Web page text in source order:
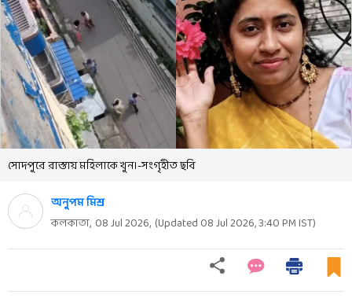
সোদপুরে রাস্তায় মহিলাকে খুন।-সংগৃহীত ছবি
অনুপম মিশ্র
কলকাতা, 08 Jul 2026, (Updated 08 Jul 2026, 3:40 PMIST)